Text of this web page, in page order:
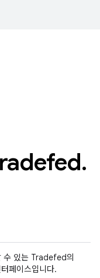
.
수 있는 Tradefed의
페이스입니다.